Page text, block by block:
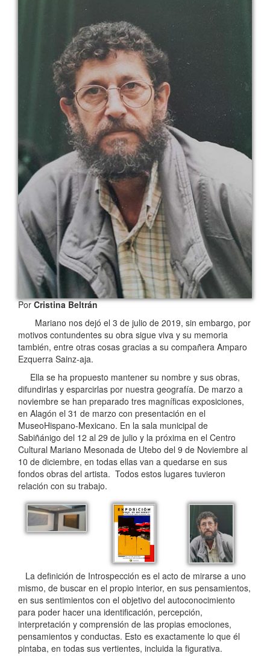
PorCristina Beltrán
Mariano nos dejó el 3 de julio de 2019, sin embargo, por
motivos contundentes su obra sigue viva y su memoria
también, entre otras cosas gracias a su compañera Amparo
Ezquerra Sainz-aja.
Ella se ha propuesto mantener su nombre y sus obras,
difundirlas y esparcirlas por nuestra geografía. De marzo a
noviembre se han preparado tres magníficas exposiciones,
en Alagón el 31 de marzo con presentación en el
MuseoHispano-Mexicano. En la sala municipal de
Sabiñánigo del 12 al 29 de julio y la próxima en el Centro
Cultural Mariano Mesonada de Utebo del 9 de Noviembre al
10 de diciembre, en todas ellas van a quedarse en sus
fondos obras del artista. Todos estos lugares tuvieron
relación con su trabajo.
La definición de Introspección es el acto de mirarse a uno
mismo, de buscar en el propio interior, en sus pensamientos,
en sus sentimientos con el objetivo del autoconocimiento
para poder hacer una identificación, percepción,
interpretación y comprensión de las propias emociones,
pensamientos y conductas. Esto es exactamente lo que él
pintaba, en todas sus vertientes, incluida la figurativa.